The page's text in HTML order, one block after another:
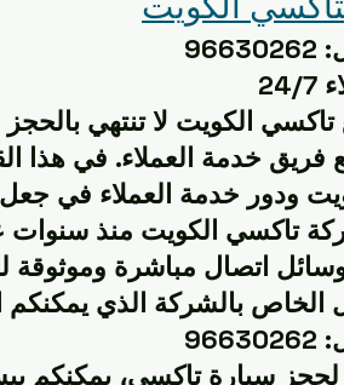
7
الكويت لا تنتهي
فريق خدمة العملاء. في
ودور خدمة العملاء في
تاكسي الكويت منذ سنوات
اتصال مباشرة وموثوقة
الخاص بالشركة الذي
لحجز سيارة تاكسي، يمكنكم